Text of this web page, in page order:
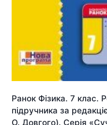
Ранок Фізика. 7 клас.
підручника за
О. Довгого). Серія